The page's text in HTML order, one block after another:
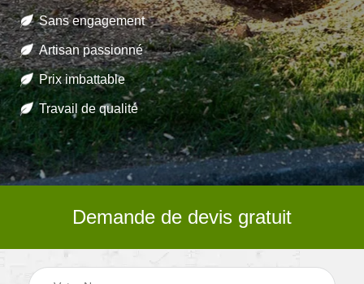
Sans engagement
Artisan passionné
Prix imbattable
Travail de qualité
Demande de devis gratuit